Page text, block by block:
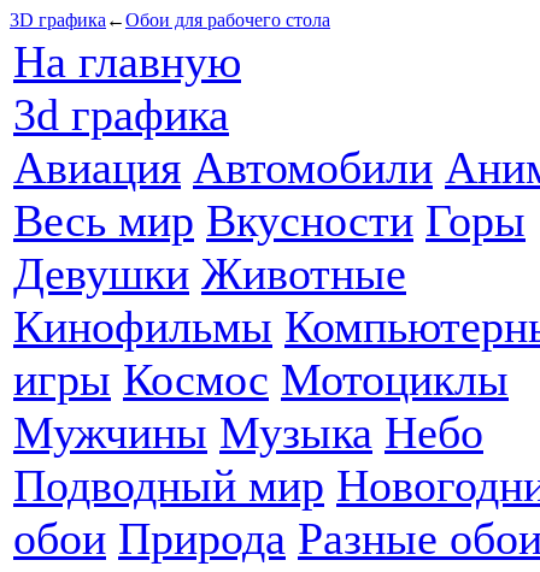
3D графика ←Обои для рабочего стола
На главную
3d графика
Авиация Автомобили
Весь мир Вкусности Горы
Девушки Животные
Кинофильмы
игры Космос Мотоциклы
Мужчины Музыка Небо
Подводный мир
обои Природа Разные